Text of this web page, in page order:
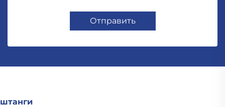
Отправить
штанги